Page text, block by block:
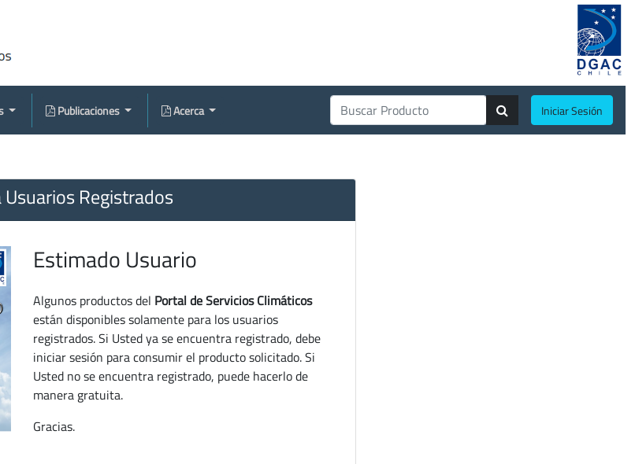
Publicaciones Acerca Iniciar Sesión
Registrados
Estimado Usuario
Algunos productos del Portal de Servicios Climáticos
están disponibles solamente para los usuarios
registrados. Si Usted ya se encuentra registrado, debe
iniciar sesión para consumir el producto solicitado. Si
Usted no se encuentra registrado, puede hacerlo de
manera gratuita.
Gracias.